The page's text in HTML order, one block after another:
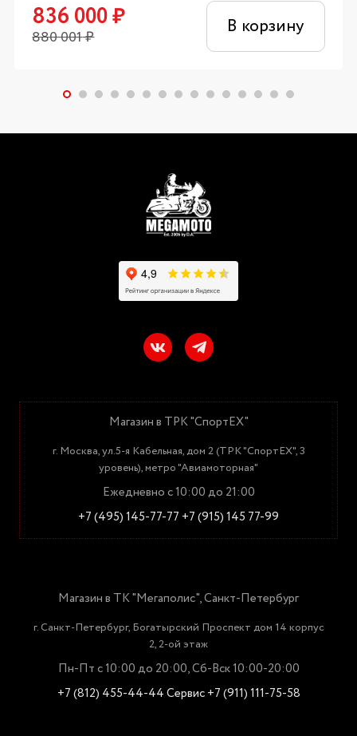
836 000₽
880 001₽ В корзину
Магазин в ТРК "СпортЕХ"
г. Москва, ул.5-я Кабельная, дом 2 (ТРК "СпортЕХ", 3
уровень), метро "Авиамоторная"
Ежедневно с 10:00 до 21:00
+7 (495) 145-77-77 +7 (915) 145 77-99
Магазин в ТК "Мегаполис", Санкт-Петербург
г. Санкт-Петербург, Богатырский Проспект дом 14 корпус
2, 2-ой этаж
Пн-Пт с 10:00 до 20:00, Сб-Вск 10:00-20:00
+7 (812) 455-44-44Сервис +7 (911) 111-75-58